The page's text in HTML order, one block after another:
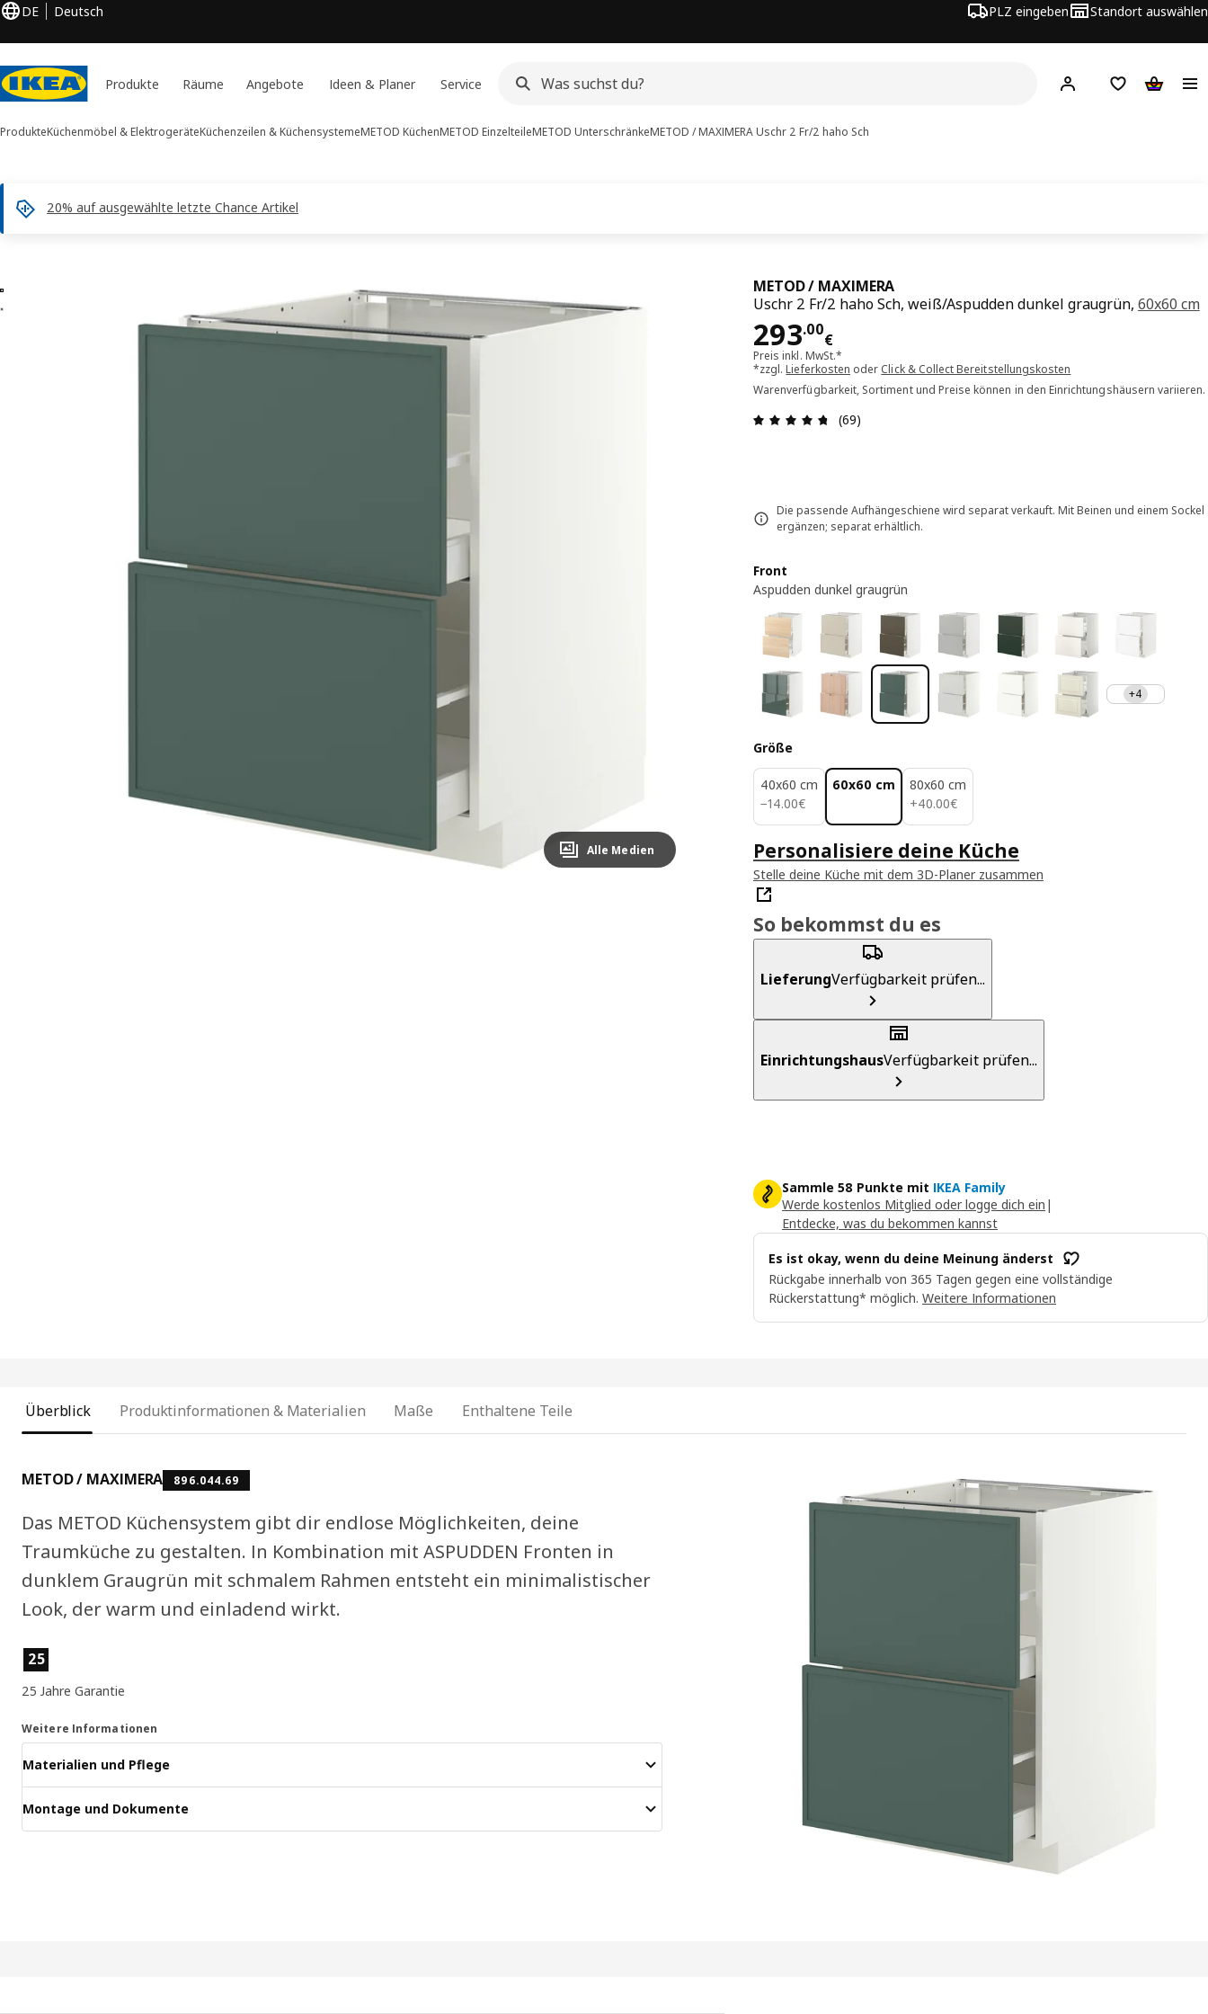
DE Deutsch PLZ eingeben Standort auswählen
Produkte Räume Angebote Ideen & Planer Service Hej! Hier einloggen
Merkzettel
ProdukteKüchenmöbel & ElektrogeräteKüchenzeilen & KüchensystemeMETOD KüchenMETOD EinzelteileMETOD UnterschränkeMETOD / MAXIMERAUschr 2 Fr/2 haho Sch
20% auf ausgewählte letzte Chance Artikel
2 METOD / MAXIMERA -Bilder
Image zoomed out, normal view
Alle Medien
METOD / MAXIMERA
Uschr 2 Fr/2 haho Sch, weiß/Aspudden dunkel graugrün,60x60 cm
293.00
€
Preis 293.00€
Preis inkl. MwSt.*
*zzgl.Lieferkosten oder Click & Collect Bereitstellungskosten
Warenverfügbarkeit, Sortiment und Preise können in den Einrichtungshäusern variieren.
Bewertung: 4.7 von 5 Sterne Alle Bewertungen: 69
(69)
Die passende Aufhängeschiene wird separat verkauft. Mit Beinen und einem Sockel
ergänzen; separat erhältlich.
Front
Aspudden dunkel graugrün
+4
Größe
40x60 cm
−14.00€
14.00€
60x60 cm
80x60 cm
+40.00€
40.00€
Personalisiere deine Küche
Stelle deine Küche mit dem 3D-Planer zusammen
So bekommst du es
LieferungVerfügbarkeit prüfen...
EinrichtungshausVerfügbarkeit prüfen...
Sammle 58 Punkte mit IKEA Family
Werde kostenlos Mitglied oder logge dich ein |
Entdecke, was du bekommen kannst
Es ist okay, wenn du deine Meinung änderst
Rückgabe innerhalb von 365 Tagen gegen eine vollständige
Rückerstattung* möglich. Weitere Informationen
Überblick Produktinformationen & Materialien Maße Enthaltene Teile
METOD / MAXIMERA 896.044.69
Das METOD Küchensystem gibt dir endlose Möglichkeiten, deine
Traumküche zu gestalten. In Kombination mit ASPUDDEN Fronten in
dunklem Graugrün mit schmalem Rahmen entsteht ein minimalistischer
Look, der warm und einladend wirkt.
Produktmerkmale
25
25 Jahre Garantie
Weitere Informationen
Materialien und Pflege
Montage und Dokumente